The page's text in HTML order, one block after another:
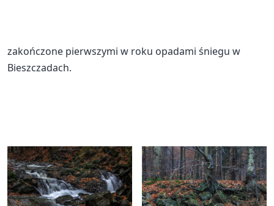
zakończone pierwszymi w roku opadami śniegu w
Bieszczadach.